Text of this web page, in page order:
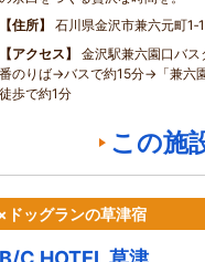
住所
石川県金沢市兼六元町1‐1
アクセス
金沢駅兼六園口バ
番のりば→バスで約15分→「兼六
徒歩で約1分
この施
ッグランの草津宿